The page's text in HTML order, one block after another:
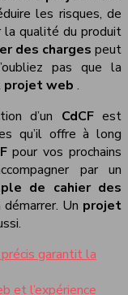
les risques, de
la qualité du produit
des charges peut
pas que la
projet web .
d’un CdCFest
qu’il offre à long
pour vos prochains
par un
de cahier des
Un projet
garantit la
et l’expérience